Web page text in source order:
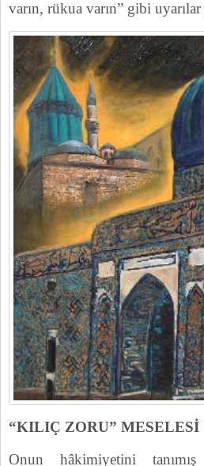
varın, rükua varın” gibi
“KILIÇ ZORU” MESELESİ
Onun hâkimiyetini